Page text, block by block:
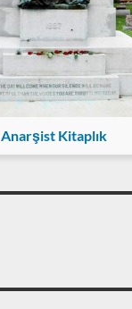
Anarşist Kitaplık